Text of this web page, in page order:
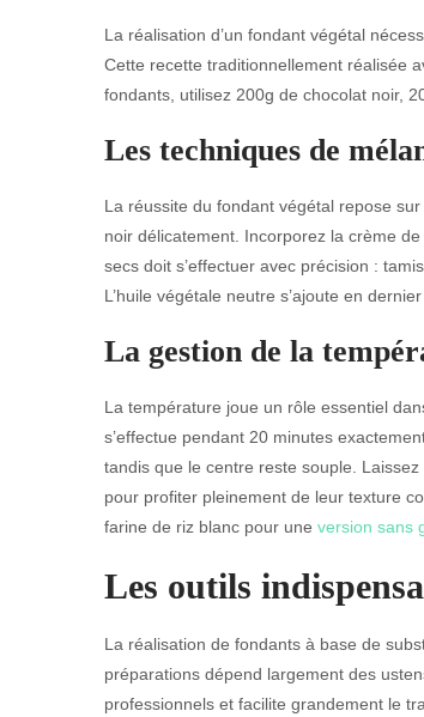
La réalisation d’un fondant végétal
Cette recette traditionnellement réalisée
fondants, utilisez 200g de chocolat noir,
Les techniques de
La réussite du fondant végétal repose
noir délicatement. Incorporez la crème
secs doit s’effectuer avec précision :
L’huile végétale neutre s’ajoute en
La gestion de la
La température joue un rôle essentiel
s’effectue pendant 20 minutes
tandis que le centre reste souple.
pour profiter pleinement de leur texture
farine de riz blanc pour une version sans
Les outils
La réalisation de fondants à base de
préparations dépend largement des
professionnels et facilite grandement le